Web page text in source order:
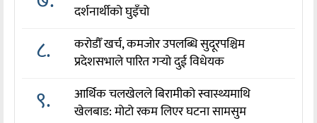
दर्शनार्थीको घुइँचो
८.
करोडौँ खर्च, कमजोर उपलब्धि सुदूरपश्चिम
प्रदेशसभाले पारित गर्‍यो दुई विधेयक
९.
आर्थिक चलखेलले बिरामीको स्वास्थ्यमाथि
खेलबाड: मोटो रकम लिएर घटना सामसुम